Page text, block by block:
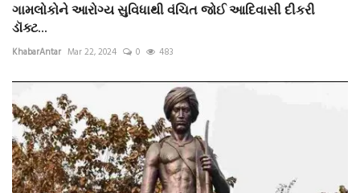
ગામલોકોને આરોગ્ય સુવિધાથી વંચિત જોઈ આદિવાસી દીકરી
ડૉક્ટ...
KhabarAntar Mar 22, 2024 0 483